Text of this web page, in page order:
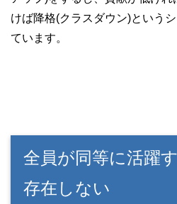
けば降格(クラスダウン)という
ています。
全員が同等に活躍
存在しない